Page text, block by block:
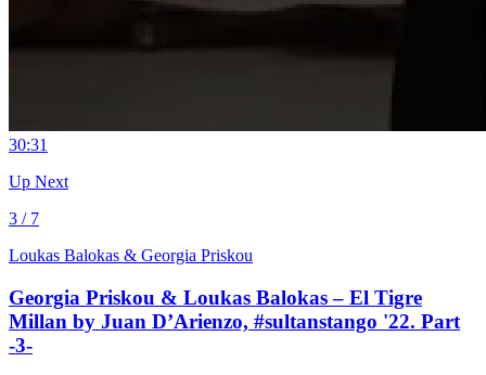
30:31
Up Next
3 / 7
Loukas Balokas & Georgia Priskou
Georgia Priskou & Loukas Balokas – El Tigre
Millan by Juan D’Arienzo, #sultanstango '22. Part
-3-